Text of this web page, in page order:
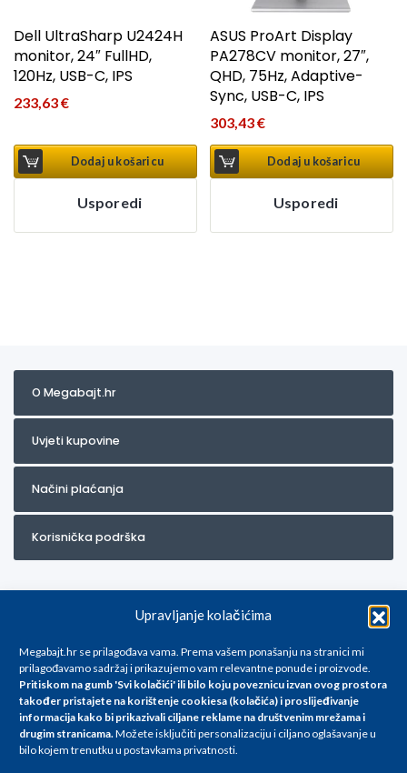
Upravljanje kolačićima
Megabajt.hr se prilagođava vama. Prema vašem ponašanju na stranici mi
prilagođavamo sadržaj i prikazujemo vam relevantne ponude i proizvode.
Pritiskom na gumb 'Svi kolačići' ili bilo koju poveznicu izvan ovog prostora
također pristajete na korištenje cookiesa (kolačića) i proslijeđivanje
informacija kako bi prikazivali ciljane reklame na društvenim mrežama i
drugim stranicama.Možete isključiti personalizaciju i ciljano oglašavanje u
bilo kojem trenutku u postavkama privatnosti.
Dell UltraSharp U2424H
monitor, 24″ FullHD,
120Hz, USB-C, IPS
233,63€
Dodaj u košaricu
Usporedi
ASUS ProArt Display
PA278CV monitor, 27″,
QHD, 75Hz, Adaptive-
Sync, USB-C, IPS
303,43€
Dodaj u košaricu
Usporedi
O Megabajt.hr
Uvjeti kupovine
Načini plaćanja
Korisnička podrška
Za artikle kojih trenutno nema u ponudi obratite nam se na
info@megabajt.hr. Sve cijene su informativnog karaktera i podložne su
promjenama, a
iskazane su za avansno plaćanje(gotovina) u Eurima i uključuju PDV. Sve